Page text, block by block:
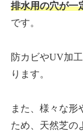
排水用の穴が一
です。
防カビやUV加
ります。
また、様々な形
ため、天然芝の